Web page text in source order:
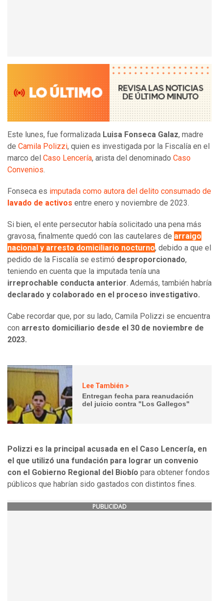
Este lunes, fue formalizada Luisa Fonseca Galaz, madre
de Camila Polizzi, quien es investigada por la Fiscalía en el
marco del Caso Lencería, arista del denominado Caso
Convenios.
Fonseca es imputada como autora del delito consumado de
lavado de activos entre enero y noviembre de 2023.
Si bien, el ente persecutor había solicitado una pena más
gravosa, finalmente quedó con las cautelares de arraigo
nacional y arresto domiciliario nocturno, debido a que el
pedido de la Fiscalía se estimó desproporcionado,
teniendo en cuenta que la imputada tenía una
irreprochable conducta anterior. Además, también habría
declarado y colaborado en el proceso investigativo.
Cabe recordar que, por su lado, Camila Polizzi se encuentra
con arresto domiciliario desde el 30 de noviembre de
2023.
Lee También >
Entregan fecha para reanudación
del juicio contra "Los Gallegos"
Polizzi es la principal acusada en el Caso Lencería, en
el que utilizó una fundación para lograr un convenio
con el Gobierno Regional del Biobío para obtener fondos
públicos que habrían sido gastados con distintos fines.
PUBLICIDAD